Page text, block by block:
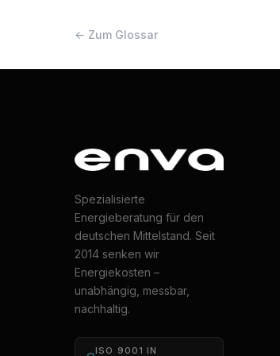
← Zum Glossar
Spezialisierte
Energieberatung für den
deutschen Mittelstand. Seit
2014 senken wir
Energiekosten –
unabhängig, messbar,
nachhaltig.
ISO 9001 IN